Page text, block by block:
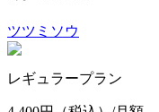
ツツミソウ
レギュラープラン